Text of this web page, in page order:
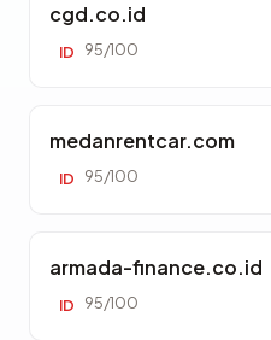
cgd.co.id
ID 95/100
medanrentcar.com
ID 95/100
armada-finance.co.id
ID 95/100